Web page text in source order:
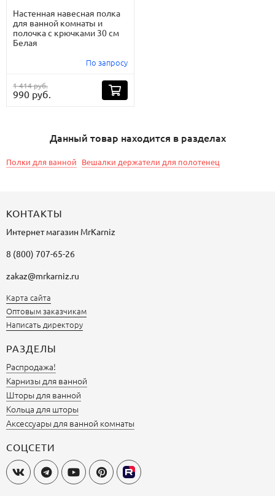
Настенная навесная полка
для ванной комнаты и
полочка с крючками 30 см
Белая
По запросу
1 414 руб.
990 руб.
Данный товар находится в разделах
Полки для ванной Вешалки держатели для полотенец
КОНТАКТЫ
Интернет магазин MrKarniz
8 (800) 707-65-26
zakaz@mrkarniz.ru
Карта сайта
Оптовым заказчикам
Написать директору
РАЗДЕЛЫ
Распродажа!
Карнизы для ванной
Шторы для ванной
Кольца для шторы
Аксессуары для ванной комнаты
СОЦСЕТИ